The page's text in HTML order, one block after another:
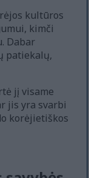
kultūros
kimči
Dabar
patiekalų,
jį visame
jis yra svarbi
korėjietiškos